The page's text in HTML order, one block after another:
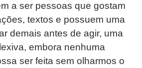
a ser pessoas que gostam
textos e possuem uma
demais antes de agir, uma
embora nenhuma
ser feita sem olharmos o